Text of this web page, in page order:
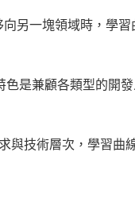
另一塊領域時，學
是兼顧各類型的開
與技術層次，學習曲